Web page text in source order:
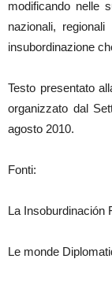
modificando nelle
nazionali,
insubordinazione
Testo presentato
organizzato dal
agosto 2010.
Fonti:
La Insoburdinación
Le monde